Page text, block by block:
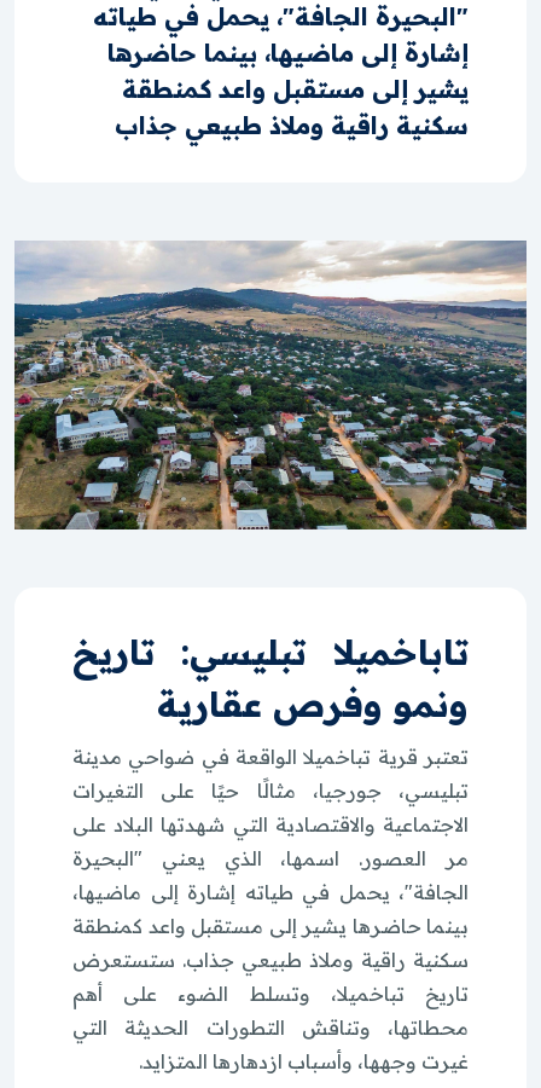
"البحيرة الجافة"، يحمل في طياته
إشارة إلى ماضيها، بينما حاضرها
يشير إلى مستقبل واعد كمنطقة
سكنية راقية وملاذ طبيعي جذاب
تاباخميلا تبليسي: تاريخ
ونمو وفرص عقارية
تعتبر قرية تباخميلا الواقعة في ضواحي مدينة
تبليسي، جورجيا، مثالًا حيًا على التغيرات
الاجتماعية والاقتصادية التي شهدتها البلاد على
مر العصور. اسمها، الذي يعني "البحيرة
الجافة"، يحمل في طياته إشارة إلى ماضيها،
بينما حاضرها يشير إلى مستقبل واعد كمنطقة
سكنية راقية وملاذ طبيعي جذاب. ستستعرض
تاريخ تباخميلا، وتسلط الضوء على أهم
محطاتها، وتناقش التطورات الحديثة التي
غيرت وجهها، وأسباب ازدهارها المتزايد.